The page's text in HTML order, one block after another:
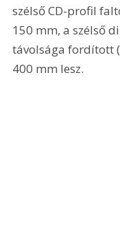
szélső CD-profil
150 mm, a szélső
távolsága fordított
400 mm lesz.